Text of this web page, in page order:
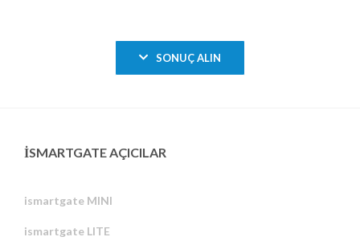
SONUÇ ALIN
ISMARTGATE AÇICILAR
ismartgate MINI
ismartgate LITE